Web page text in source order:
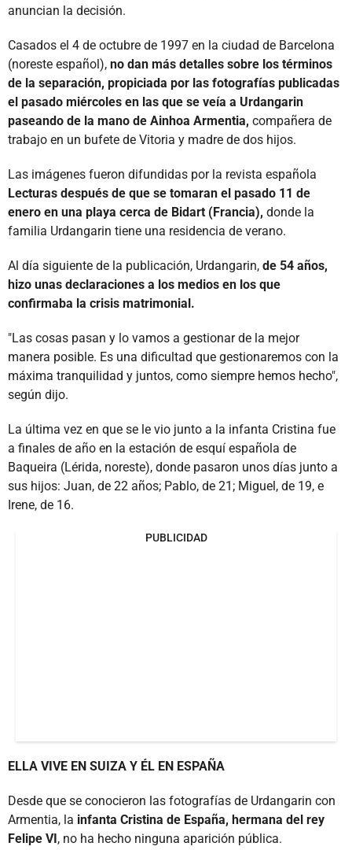
anuncian la decisión.
Casados el 4 de octubre de 1997 en la ciudad de Barcelona
(noreste español), no dan más detalles sobre los términos
de la separación, propiciada por las fotografías publicadas
el pasado miércoles en las que se veía a Urdangarin
paseando de la mano de Ainhoa Armentia, compañera de
trabajo en un bufete de Vitoria y madre de dos hijos.
Las imágenes fueron difundidas por la revista española
Lecturas después de que se tomaran el pasado 11 de
enero en una playa cerca de Bidart (Francia), donde la
familia Urdangarin tiene una residencia de verano.
Al día siguiente de la publicación, Urdangarin, de 54 años,
hizo unas declaraciones a los medios en los que
confirmaba la crisis matrimonial.
"Las cosas pasan y lo vamos a gestionar de la mejor
manera posible. Es una dificultad que gestionaremos con la
máxima tranquilidad y juntos, como siempre hemos hecho",
según dijo.
La última vez en que se le vio junto a la infanta Cristina fue
a finales de año en la estación de esquí española de
Baqueira (Lérida, noreste), donde pasaron unos días junto a
sus hijos: Juan, de 22 años; Pablo, de 21; Miguel, de 19, e
Irene, de 16.
PUBLICIDAD
ELLA VIVE EN SUIZA Y ÉL EN ESPAÑA
Desde que se conocieron las fotografías de Urdangarin con
Armentia, la infanta Cristina de España, hermana del rey
Felipe VI, no ha hecho ninguna aparición pública.